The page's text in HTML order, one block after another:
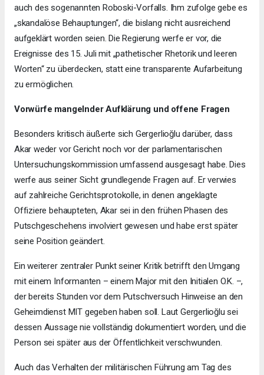
auch des sogenannten Roboski-Vorfalls. Ihm zufolge gebe es
„skandalöse Behauptungen“, die bislang nicht ausreichend
aufgeklärt worden seien. Die Regierung werfe er vor, die
Ereignisse des 15. Juli mit „pathetischer Rhetorik und leeren
Worten“ zu überdecken, statt eine transparente Aufarbeitung
zu ermöglichen.
Vorwürfe mangelnder Aufklärung und offene Fragen
Besonders kritisch äußerte sich Gergerlioğlu darüber, dass
Akar weder vor Gericht noch vor der parlamentarischen
Untersuchungskommission umfassend ausgesagt habe. Dies
werfe aus seiner Sicht grundlegende Fragen auf. Er verwies
auf zahlreiche Gerichtsprotokolle, in denen angeklagte
Offiziere behaupteten, Akar sei in den frühen Phasen des
Putschgeschehens involviert gewesen und habe erst später
seine Position geändert.
Ein weiterer zentraler Punkt seiner Kritik betrifft den Umgang
mit einem Informanten – einem Major mit den Initialen O.K. –,
der bereits Stunden vor dem Putschversuch Hinweise an den
Geheimdienst MIT gegeben haben soll. Laut Gergerlioğlu sei
dessen Aussage nie vollständig dokumentiert worden, und die
Person sei später aus der Öffentlichkeit verschwunden.
Auch das Verhalten der militärischen Führung am Tag des